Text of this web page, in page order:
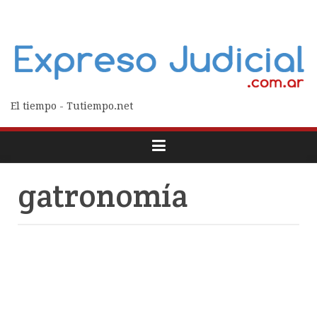
El tiempo - Tutiempo.net
gatronomía